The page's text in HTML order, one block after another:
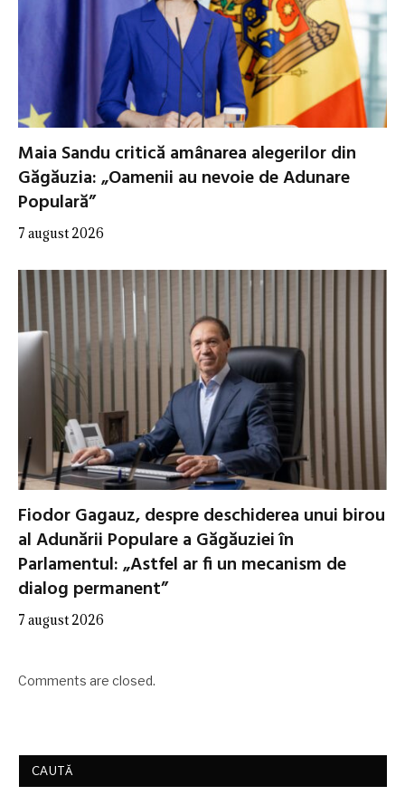
Maia Sandu critică amânarea alegerilor din
Găgăuzia: „Oamenii au nevoie de Adunare
Populară”
7 august 2026
Fiodor Gagauz, despre deschiderea unui birou
al Adunării Populare a Găgăuziei în
Parlamentul: „Astfel ar fi un mecanism de
dialog permanent”
7 august 2026
Comments are closed.
CAUTĂ